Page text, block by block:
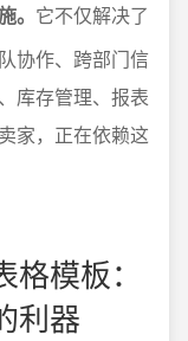
。 它不仅解决了
协作、跨部门信
库存管理、报表
家，正在依赖这
模板：
利器